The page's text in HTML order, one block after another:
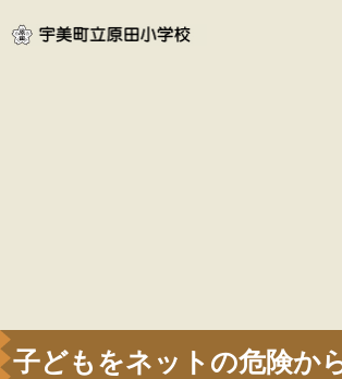
子どもをネットの危険か